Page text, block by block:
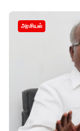
சந்தித்து
வாழ்த்தி
அமைச்சர்
அரசியல்